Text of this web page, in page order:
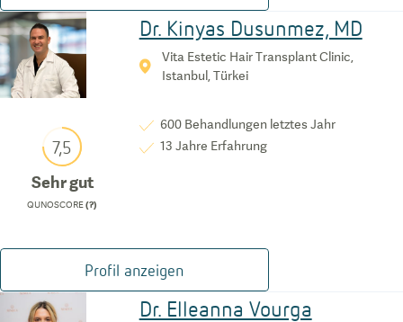
7,5
Sehr gut
QUNOSCORE(?)
Dr. Kinyas Dusunmez, MD
Vita Estetic Hair Transplant Clinic,
Istanbul, Türkei
600 Behandlungen letztes Jahr
13 Jahre Erfahrung
Profil anzeigen
Dr. Elleanna Vourga